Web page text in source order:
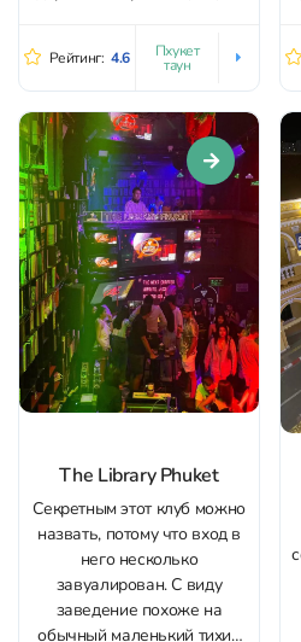
истории напитка, а не на
шумных вечеринках.
Главная причина прийти —
авторские коктейли с
необычными сочетаниями,
настойками, дымом и
продуманной
презентацией....
Рейтинг: 4.6 Пхукет
таун
The Library Phuket
Секретным этот клуб можно
назвать, потому что вход в
него несколько
завуалирован. С виду
заведение похоже на
обычный маленький тихий